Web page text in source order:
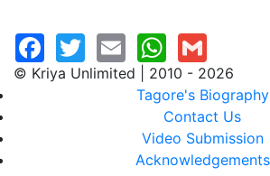
© Kriya Unlimited | 2010 - 2026
Tagore's Biography
Contact Us
Video Submission
Acknowledgements